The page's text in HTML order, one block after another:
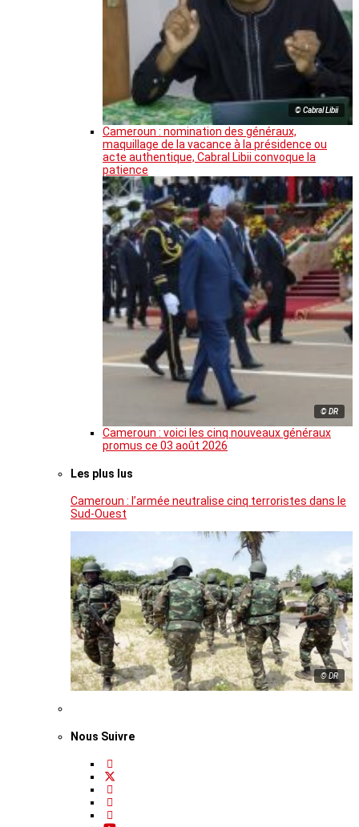
© Cabral Libii
Cameroun : nomination des généraux,
maquillage de la vacance à la présidence ou
acte authentique, Cabral Libii convoque la
patience
© DR
Cameroun : voici les cinq nouveaux généraux
promus ce 03 août 2026
Les plus lus
Cameroun : l’armée neutralise cinq terroristes dans le
Sud-Ouest
© DR
Nous Suivre